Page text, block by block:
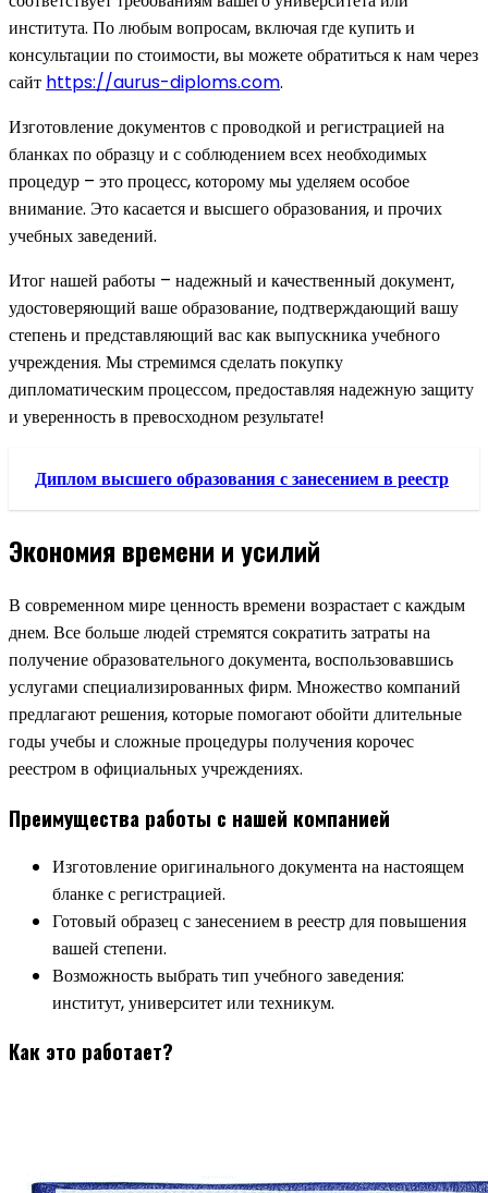
института. По любым вопросам, включая где купить и
консультации по стоимости, вы можете обратиться к нам через
сайт https://aurus-diploms.com.
Изготовление документов с проводкой и регистрацией на
бланках по образцу и с соблюдением всех необходимых
процедур – это процесс, которому мы уделяем особое
внимание. Это касается и высшего образования, и прочих
учебных заведений.
Итог нашей работы – надежный и качественный документ,
удостоверяющий ваше образование, подтверждающий вашу
степень и представляющий вас как выпускника учебного
учреждения. Мы стремимся сделать покупку
дипломатическим процессом, предоставляя надежную защиту
и уверенность в превосходном результате!
Диплом высшего образования с занесением в реестр
Экономия времени и усилий
В современном мире ценность времени возрастает с каждым
днем. Все больше людей стремятся сократить затраты на
получение образовательного документа, воспользовавшись
услугами специализированных фирм. Множество компаний
предлагают решения, которые помогают обойти длительные
годы учебы и сложные процедуры получения корочес
реестром в официальных учреждениях.
Преимущества работы с нашей компанией
Изготовление оригинального документа на настоящем
бланке с регистрацией.
Готовый образец с занесением в реестр для повышения
вашей степени.
Возможность выбрать тип учебного заведения:
институт, университет или техникум.
Как это работает?